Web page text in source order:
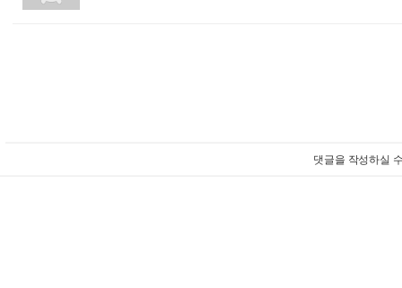
댓글을 작성하실